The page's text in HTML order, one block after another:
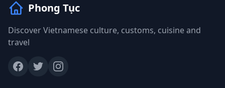
Phong Tục
Discover Vietnamese culture, customs, cuisine and
travel